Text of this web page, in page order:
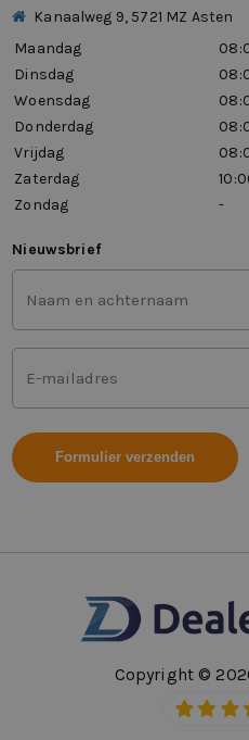
Kanaalweg 9, 5721 MZ Asten
Maandag
Dinsdag
Woensdag
Donderdag
Vrijdag
Zaterdag
Zondag
-
Nieuwsbrief
Voor-
en
achternaam
(Vereist)
Mailadres
(Vereist)
Copyright ©